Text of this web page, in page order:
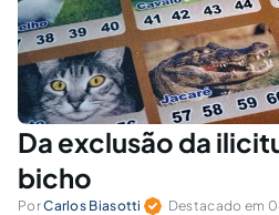
Da exclusão da
bicho
PorCarlos Biasotti Destacado em